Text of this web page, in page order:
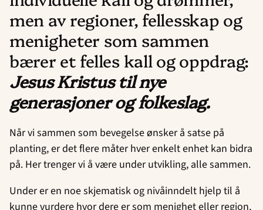
men av regioner, fellesskap og
menigheter som sammen
bærer et felles kall og oppdrag:
Jesus Kristus til nye
generasjoner og folkeslag.
Når vi sammen som bevegelse ønsker å satse på
planting, er det flere måter hver enkelt enhet kan bidra
på. Her trenger vi å være under utvikling, alle sammen.
Under er en noe skjematisk og nivåinndelt hjelp til å
kunne vurdere hvor dere er som menighet eller region,